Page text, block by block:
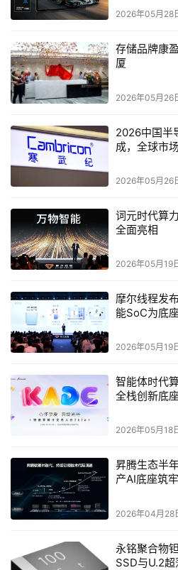
高出10-100倍，且具备两大核心
非侵入式适配性：支持C语言编
需重构代码即可迁移；
据即可进一步提升精度，适配不
无论是嵌入工业设备、物联网传
提供交互工具，都能在有限能源
发布意义：为边缘计算场
新范式
同，E1具备通用计算能力，其可
与循环结构，使其不仅能适配通
器等对低功耗有极高要求的边缘
简单理解这就相当于嵌入式领
耗受限设备上实现高效计算能力
2026年05月28
存储品牌康
厦
2026年05月26
2026中国半
成，全球市
2026年05月26
词元时代算
全面亮相
2026年05月19
摩尔线程发
能SoC为底
2026年05月19
智能体时代
全栈创新底
2026年05月18
昇腾生态半
产AI底座筑
2026年04月28
永铭聚合物
SSD与U.2